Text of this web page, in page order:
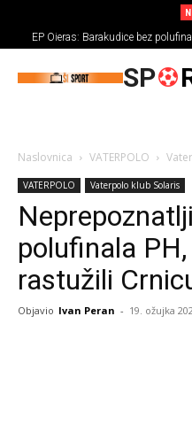
EP Oieras: Barakudice bez
SP
Naslovnica VATERPOLO
VATERPOLO Vaterpolo klub Solaris
polufinala
rastužili
Objavio Ivan Peran - 19. ožujka